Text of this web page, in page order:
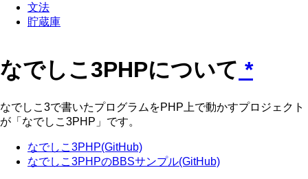
文法
貯蔵庫
なでしこ3PHPについて *
なでしこ3で書いたプログラムをPHP上で動かすプロジェクト
が「なでしこ3PHP」です。
なでしこ3PHP(GitHub)
なでしこ3PHPのBBSサンプル(GitHub)